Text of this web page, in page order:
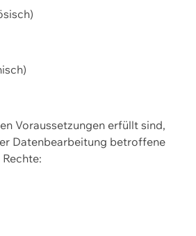
Voraussetzungen erfüllt sind,
Datenbearbeitung betroffene